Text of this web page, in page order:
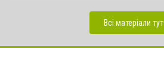
Всі матеріали тут